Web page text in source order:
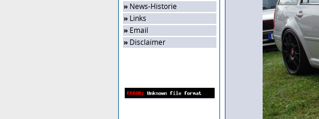
» News-Historie
» Links
» Email
» Disclaimer